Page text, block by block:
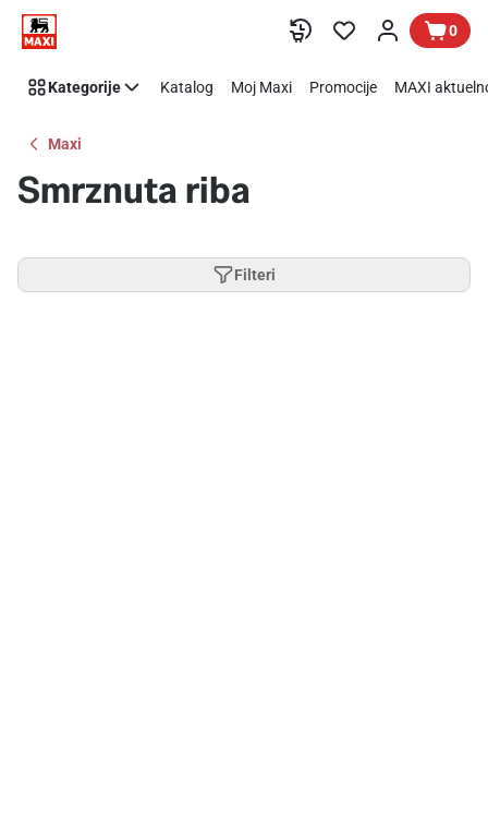
Preskoči link 0
Kategorije Katalog Moj Maxi Promocije MAXI
Maxi
Smrznuta riba
Filteri